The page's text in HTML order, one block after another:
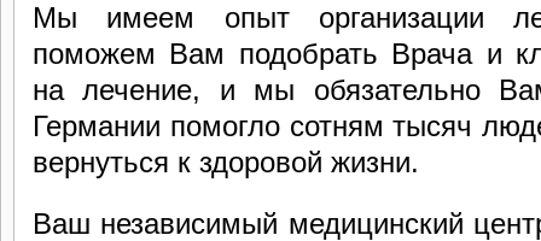
Мы имеем опыт организации
поможем Вам подобрать Врача и
на лечение, и мы обязательно
Германии помогло сотням тысяч
вернуться к здоровой жизни.
Ваш независимый медицинский